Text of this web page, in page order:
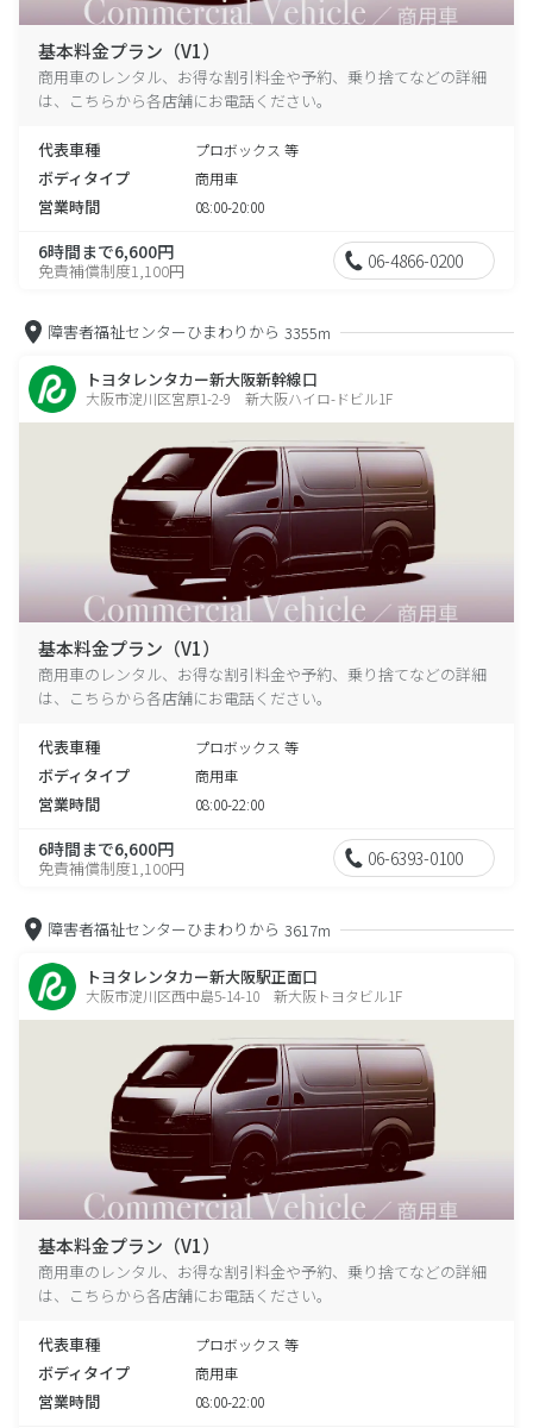
基本料金プラン（V1）
商用車のレンタル、お得な割引料金や予約、乗り捨てなどの詳細
は、こちらから各店舗にお電話ください。
代表車種 プロボックス 等
ボディタイプ 商用車
営業時間 08:00-20:00
6時間まで6,600円
免責補償制度1,100円 06-4866-0200
障害者福祉センターひまわりから 3355m
トヨタレンタカー新大阪新幹線口
大阪市淀川区宮原1-2-9 新大阪ハイロ-ドビル1F
基本料金プラン（V1）
商用車のレンタル、お得な割引料金や予約、乗り捨てなどの詳細
は、こちらから各店舗にお電話ください。
代表車種 プロボックス 等
ボディタイプ 商用車
営業時間 08:00-22:00
6時間まで6,600円
免責補償制度1,100円 06-6393-0100
障害者福祉センターひまわりから 3617m
トヨタレンタカー新大阪駅正面口
大阪市淀川区西中島5-14-10 新大阪トヨタビル1F
基本料金プラン（V1）
商用車のレンタル、お得な割引料金や予約、乗り捨てなどの詳細
は、こちらから各店舗にお電話ください。
代表車種 プロボックス 等
ボディタイプ 商用車
営業時間 08:00-22:00